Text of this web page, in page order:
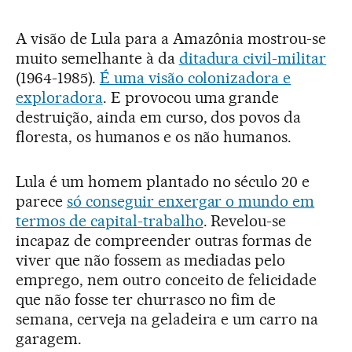
A visão de Lula para a Amazônia mostrou-se
muito semelhante à da ditadura civil-militar
(1964-1985). É uma visão colonizadora e
exploradora. E provocou uma grande
destruição, ainda em curso, dos povos da
floresta, os humanos e os não humanos.
Lula é um homem plantado no século 20 e
parece só conseguir enxergar o mundo em
termos de capital-trabalho. Revelou-se
incapaz de compreender outras formas de
viver que não fossem as mediadas pelo
emprego, nem outro conceito de felicidade
que não fosse ter churrasco no fim de
semana, cerveja na geladeira e um carro na
garagem.